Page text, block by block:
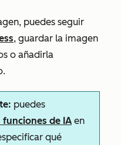
puedes seguir
, guardar la imagen
o añadirla
puedes
de IA en
qué